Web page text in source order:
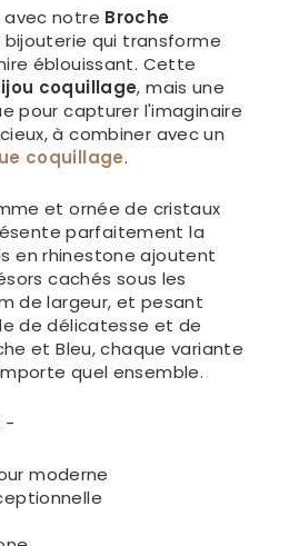
avec notre Broche
qui transforme
éblouissant. Cette
coquillage, mais une
pour capturer l'imaginaire
à combiner avec un
coquillage.
et ornée de cristaux
parfaitement la
en rhinestone ajoutent
cachés sous les
de largeur, et pesant
de délicatesse et de
et Bleu, chaque variante
quel ensemble.
-
moderne